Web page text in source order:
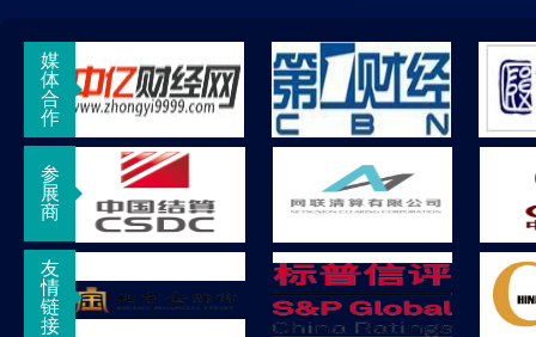
媒
体
合
作
参
展
商
友
情
链
接